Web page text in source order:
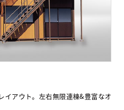
イアウト。左右無限連棟&豊富なオ